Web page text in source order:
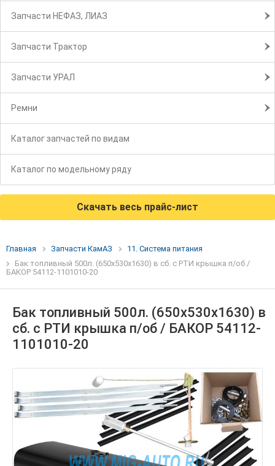
Запчасти НЕФАЗ, ЛИАЗ
Запчасти Трактор
Запчасти УРАЛ
Ремни
Каталог запчастей по видам
Каталог по модельному ряду
Скачать весь прайс-лист
Главная Запчасти КамАЗ
11. Система питания
Бак топливный 500л. (650х530х1630) в сб. с РТИ крышка п/об /
БАКОР 54112-1101010-20
Бак топливный 500л. (650х530х1630) в
сб. с РТИ крышка п/об / БАКОР 54112-
1101010-20